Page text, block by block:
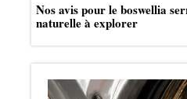
Nos avis pour le boswellia
naturelle à explorer